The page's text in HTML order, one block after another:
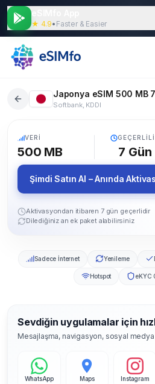
★ 4.9• Faster & Easier
Japonya eSIM 500 MB
Softbank, KDDI
VERI
500 MB 7 Gün
Şimdi Satın Al – Anında
Aktivasyondan itibaren 7 gün geçerlidir
Dilediğiniz an ek paket alabilirsiniz
Sadece İnternet Yenileme
Hotspot eKYC
Sevdiğin uygulamalar için
Mesajlaşma, navigasyon, sosyal
WhatsApp Maps Instagram